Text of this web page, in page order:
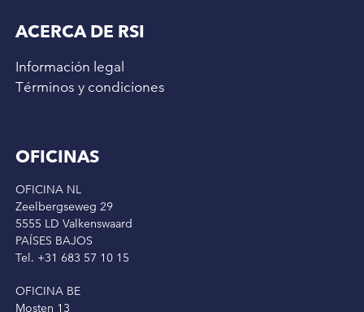
ACERCA DE RSI
Información legal
Términos y condiciones
OFICINAS
OFICINA NL
Zeelbergseweg 29
5555 LD Valkenswaard
PAÍSES BAJOS
Tel. +31 683 57 10 15
OFICINA BE
Mosten 13